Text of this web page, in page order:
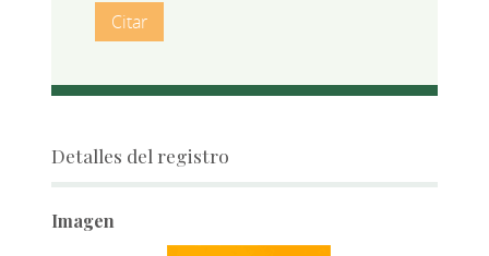
Citar
Detalles del registro
Imagen